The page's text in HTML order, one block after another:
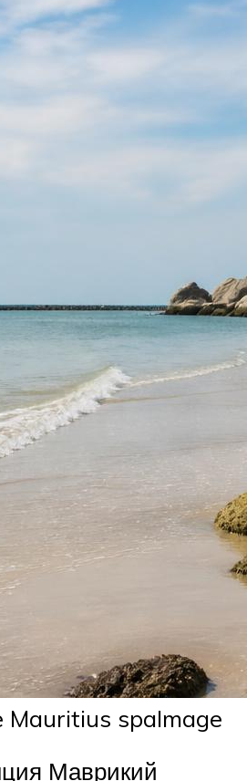
Mauritius spaImage
Маврикий